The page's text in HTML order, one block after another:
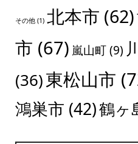
その他(1) 北本市 (62)
市 (67) 嵐山町(9)
(36)東松山市
鴻巣市 (42)鶴ヶ